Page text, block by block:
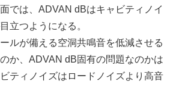
では、ADVAN dBはキャビティノイ
立つようになる。
ルが備える空洞共鳴音を低減させる
か、ADVAN dB固有の問題なのかは
ティノイズはロードノイズより高音